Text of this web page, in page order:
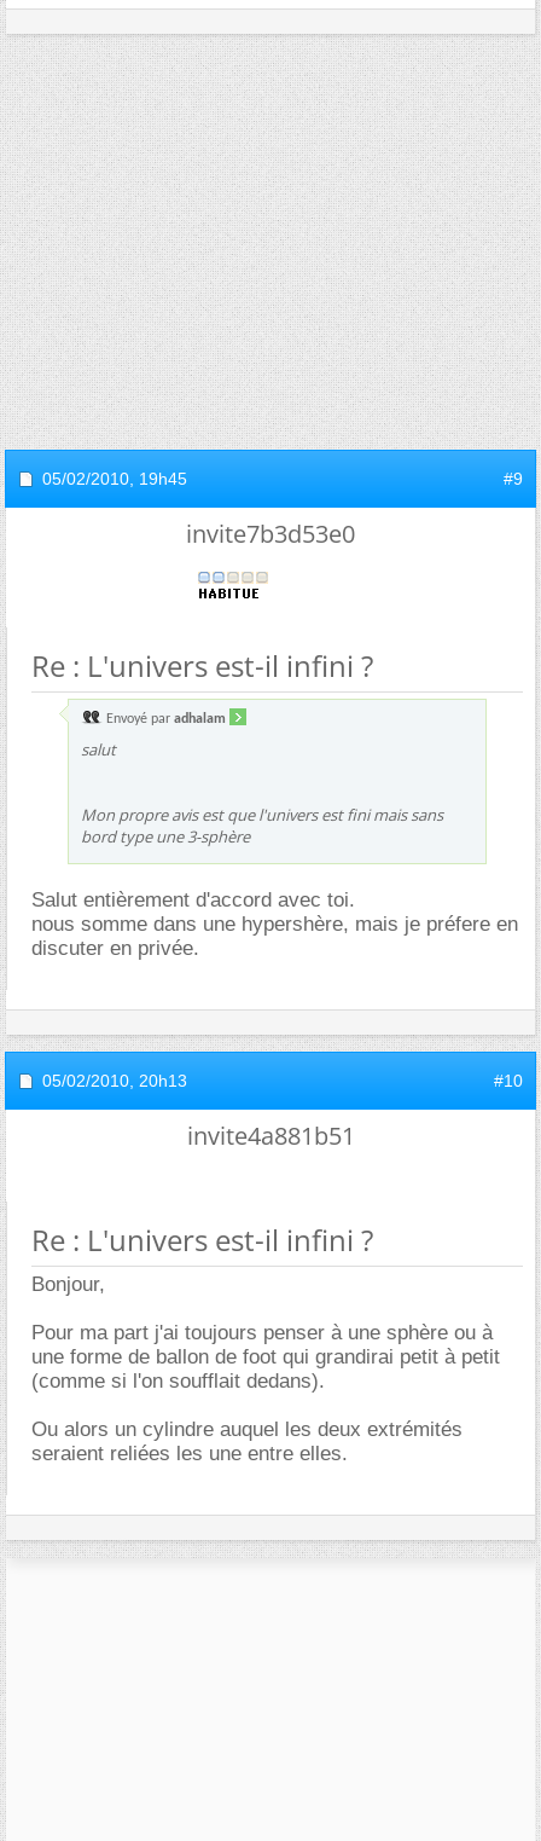
05/02/2010, 19h45 #9
invite7b3d53e0
Re : L'univers est-il infini ?
Envoyé par adhalam
salut
Mon propre avis est que l'univers est fini mais sans
bord type une 3-sphère
Salut entièrement d'accord avec toi.
nous somme dans une hypershère, mais je préfere en
discuter en privée.
05/02/2010, 20h13 #10
invite4a881b51
Re : L'univers est-il infini ?
Bonjour,
Pour ma part j'ai toujours penser à une sphère ou à
une forme de ballon de foot qui grandirai petit à petit
(comme si l'on soufflait dedans).
Ou alors un cylindre auquel les deux extrémités
seraient reliées les une entre elles.